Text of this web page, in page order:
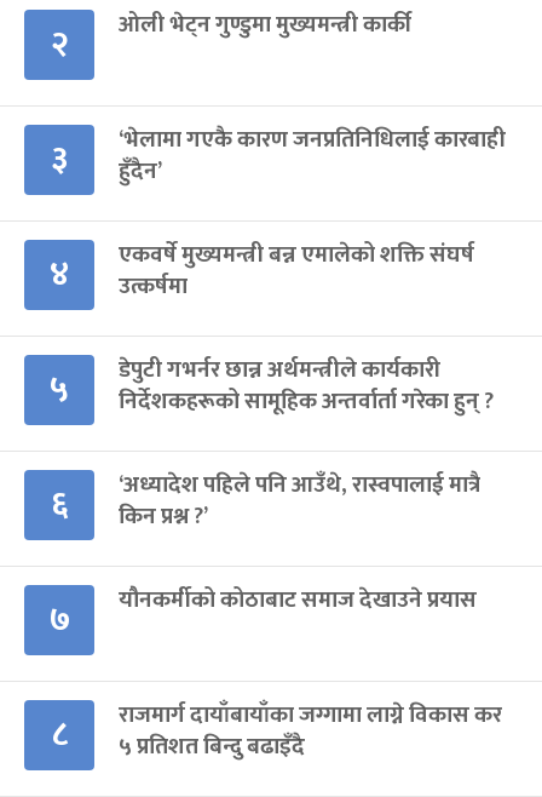
२ ओली भेट्न गुण्डुमा मुख्यमन्त्री कार्की
३
‘भेलामा गएकै कारण जनप्रतिनिधिलाई कारबाही
हुँदैन’
४
एकवर्षे मुख्यमन्त्री बन्न एमालेको शक्ति संघर्ष
उत्कर्षमा
५
डेपुटी गभर्नर छान्न अर्थमन्त्रीले कार्यकारी
निर्देशकहरूको सामूहिक अन्तर्वार्ता गरेका हुन् ?
६
‘अध्यादेश पहिले पनि आउँथे, रास्वपालाई मात्रै
किन प्रश्न ?’
७ यौनकर्मीको कोठाबाट समाज देखाउने प्रयास
८
राजमार्ग दायाँबायाँका जग्गामा लाग्ने विकास कर
५ प्रतिशत बिन्दु बढाइँदै